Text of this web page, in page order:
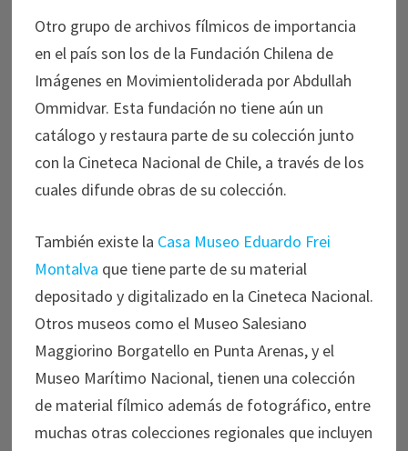
Otro grupo de archivos fílmicos de importancia
en el país son los de la Fundación Chilena de
Imágenes en Movimientoliderada por Abdullah
Ommidvar. Esta fundación no tiene aún un
catálogo y restaura parte de su colección junto
con la Cineteca Nacional de Chile, a través de los
cuales difunde obras de su colección.
También existe la Casa Museo Eduardo Frei
Montalva que tiene parte de su material
depositado y digitalizado en la Cineteca Nacional.
Otros museos como el Museo Salesiano
Maggiorino Borgatello en Punta Arenas, y el
Museo Marítimo Nacional, tienen una colección
de material fílmico además de fotográfico, entre
muchas otras colecciones regionales que incluyen